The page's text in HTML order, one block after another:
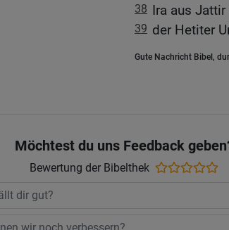
38 Ira aus
39 der Hetiter
Gute Nachricht Bibel,
Möchtest du uns Feedback
Bewertung der Bibelthek